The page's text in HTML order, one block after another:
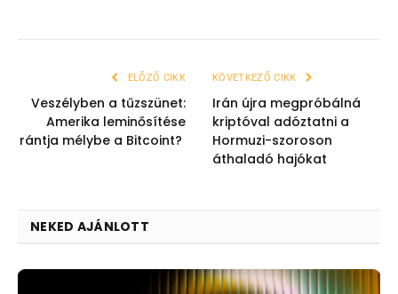
ELŐZŐ CIKK
Veszélyben a tűzszünet:
Amerika leminősítése
rántja mélybe a Bitcoint?
KÖVETKEZŐ CIKK
Irán újra megpróbálná
kriptóval adóztatni a
Hormuzi-szoroson
áthaladó hajókat
NEKED AJÁNLOTT